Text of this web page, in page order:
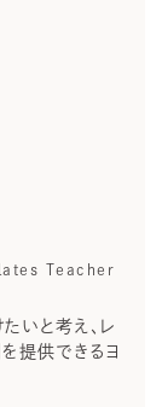
Teacher
いと考え、レ
提供できるヨ